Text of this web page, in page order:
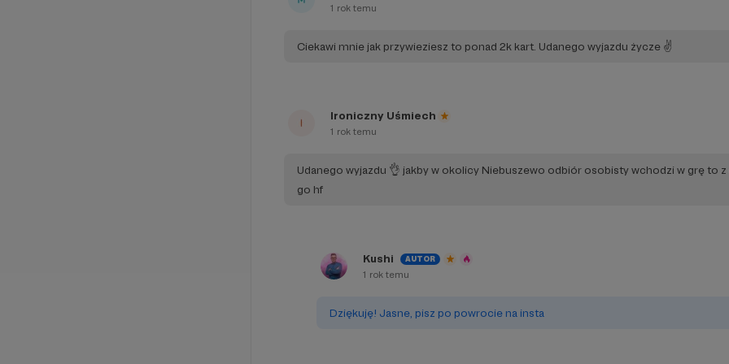
1 rok temu
Ciekawi mnie jak przywieziesz to ponad 2k kart. Udanego wyjazdu życze ✌️
Ironiczny Uśmiech
1 rok temu
Udanego wyjazdu 👌 jakby w okolicy Niebuszewo odbiór osobisty wchodzi w grę to z
go hf
Kushi AUTOR
1 rok temu
Dziękuję! Jasne, pisz po powrocie na insta